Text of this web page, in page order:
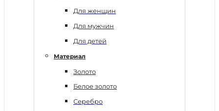
Для женщин
Для мужчин
Для детей
Материал
Золото
Белое золото
Серебро